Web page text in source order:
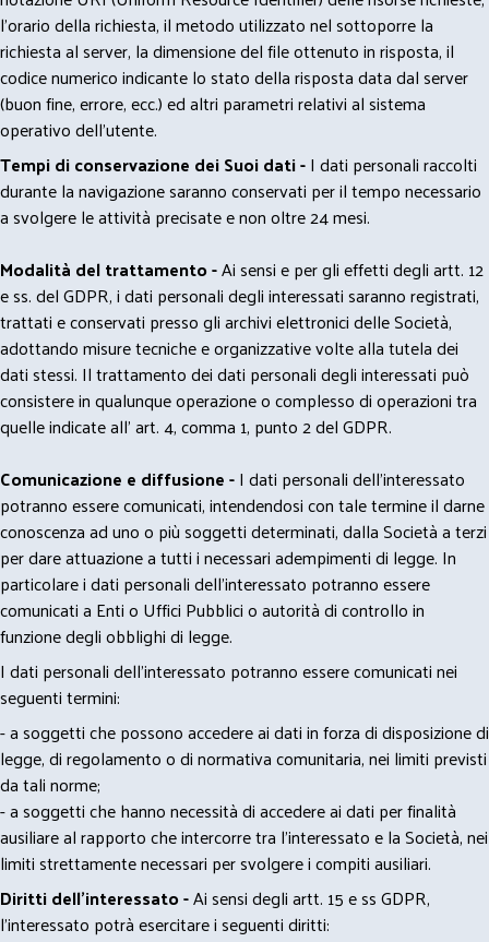
l'orario della richiesta, il metodo utilizzato nel sottoporre la
richiesta al server, la dimensione del file ottenuto in risposta, il
codice numerico indicante lo stato della risposta data dal server
(buon fine, errore, ecc.) ed altri parametri relativi al sistema
operativo dell'utente.
Tempi di conservazione dei Suoi dati -I dati personali raccolti
durante la navigazione saranno conservati per il tempo necessario
a svolgere le attività precisate e non oltre 24 mesi.
Modalità del trattamento -Ai sensi e per gli effetti degli artt. 12
e ss. del GDPR, i dati personali degli interessati saranno registrati,
trattati e conservati presso gli archivi elettronici delle Società,
adottando misure tecniche e organizzative volte alla tutela dei
dati stessi. Il trattamento dei dati personali degli interessati può
consistere in qualunque operazione o complesso di operazioni tra
quelle indicate all' art. 4, comma 1, punto 2 del GDPR.
Comunicazione e diffusione -I dati personali dell’interessato
potranno essere comunicati, intendendosi con tale termine il darne
conoscenza ad uno o più soggetti determinati, dalla Società a terzi
per dare attuazione a tutti i necessari adempimenti di legge. In
particolare i dati personali dell’interessato potranno essere
comunicati a Enti o Uffici Pubblici o autorità di controllo in
funzione degli obblighi di legge.
I dati personali dell’interessato potranno essere comunicati nei
seguenti termini:
- a soggetti che possono accedere ai dati in forza di disposizione di
legge, di regolamento o di normativa comunitaria, nei limiti previsti
da tali norme;
- a soggetti che hanno necessità di accedere ai dati per finalità
ausiliare al rapporto che intercorre tra l’interessato e la Società, nei
limiti strettamente necessari per svolgere i compiti ausiliari.
Diritti dell’interessato -Ai sensi degli artt. 15 e ss GDPR,
l’interessato potrà esercitare i seguenti diritti: